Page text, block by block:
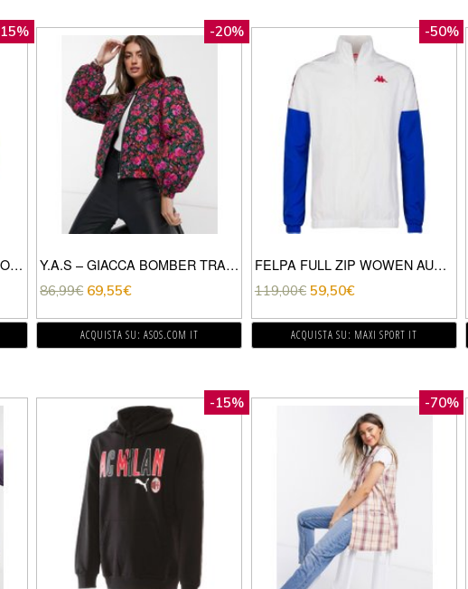
GUSCIO BETA SL HYBRID GORE-TEX PACLITE®
-20%
Y.A.S – GIACCA BOMBER TRAPUNTATA CON FIORI ROSA-MULTICOLORE
86,99€ 69,55€
ACQUISTA SU: ASOS.COM IT
-50%
FELPA FULL ZIP WOWEN AUTHENTIC LA BASALT
119,00€ 59,50€
ACQUISTA SU: MAXI SPORT IT
-15% -70%